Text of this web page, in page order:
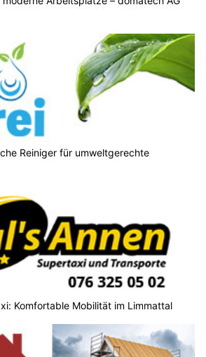
Reiniger für umweltgerechte
Komfortable Mobilität im Limmattal